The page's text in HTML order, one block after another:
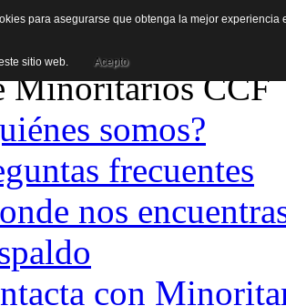
Minoritarios CCF
somos?
frecuentes
nos
con
para asegurarse que obtenga la mejor
sitio web. Acepto